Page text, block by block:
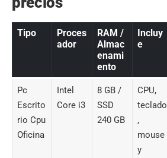
Tipo
Proces
ador
RAM /
Almac
enami
ento
Incluy
e
Pc
Escrito
rio Cpu
Oficina
Intel
Core i3
8 GB /
SSD
240 GB
CPU,
teclado
,
mouse
y